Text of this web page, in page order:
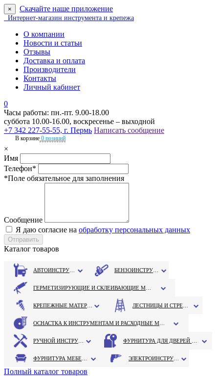
× Скачайте наше приложение
Интернет-магазин инструмента и крепежа
О компании
Новости и статьи
Отзывы
Доставка и оплата
Производители
Контакты
Личный кабинет
0
Часы работы: пн.-пт. 9.00-18.00
суббота 10.00-16.00, воскресенье – выходной
+7 342 227-55-55, г. Пермь Написать сообщение
В корзине 0 позиций
×
Имя
Телефон*
*Поле обязательное для заполнения
Сообщение
Я даю согласие на обработку персональных данных
Каталог товаров
Полный каталог товаров